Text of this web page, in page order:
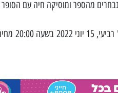
מהספר ומוסיקה חיה עם הסופר
מחיר 20 ₪.